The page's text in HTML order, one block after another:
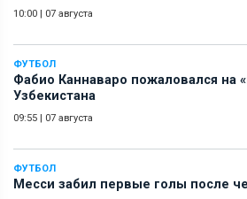
10:00 | 07 августа
ФУТБОЛ
Фабио Каннаваро пожаловался на
Узбекистана
09:55 | 07 августа
ФУТБОЛ
Месси забил первые голы после